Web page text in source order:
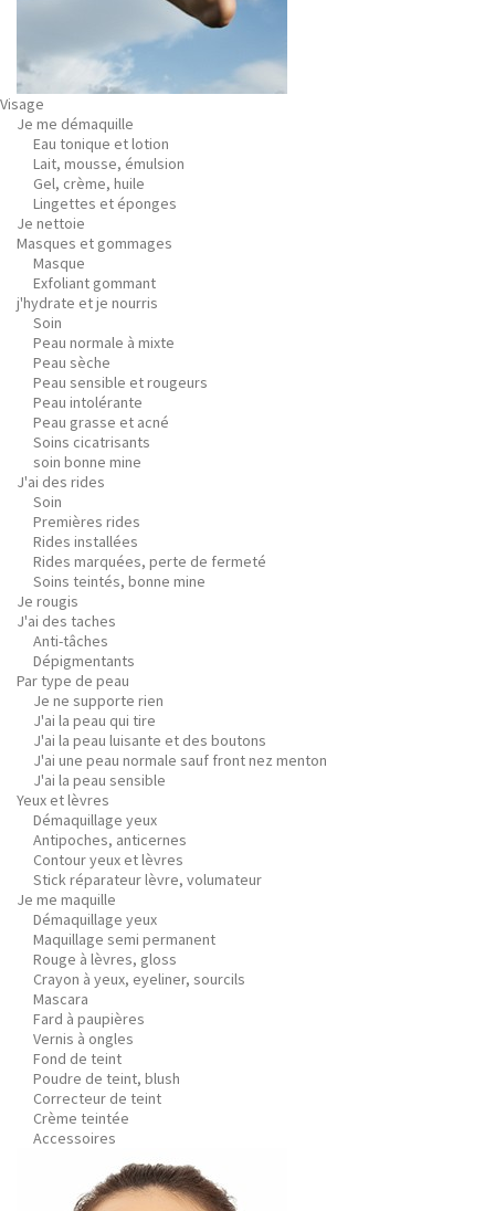
Visage
Je me démaquille
Eau tonique et lotion
Lait, mousse, émulsion
Gel, crème, huile
Lingettes et éponges
Je nettoie
Masques et gommages
Masque
Exfoliant gommant
j'hydrate et je nourris
Soin
Peau normale à mixte
Peau sèche
Peau sensible et rougeurs
Peau intolérante
Peau grasse et acné
Soins cicatrisants
soin bonne mine
J'ai des rides
Soin
Premières rides
Rides installées
Rides marquées, perte de fermeté
Soins teintés, bonne mine
Je rougis
J'ai des taches
Anti-tâches
Dépigmentants
Par type de peau
Je ne supporte rien
J'ai la peau qui tire
J'ai la peau luisante et des boutons
J'ai une peau normale sauf front nez menton
J'ai la peau sensible
Yeux et lèvres
Démaquillage yeux
Antipoches, anticernes
Contour yeux et lèvres
Stick réparateur lèvre, volumateur
Je me maquille
Démaquillage yeux
Maquillage semi permanent
Rouge à lèvres, gloss
Crayon à yeux, eyeliner, sourcils
Mascara
Fard à paupières
Vernis à ongles
Fond de teint
Poudre de teint, blush
Correcteur de teint
Crème teintée
Accessoires